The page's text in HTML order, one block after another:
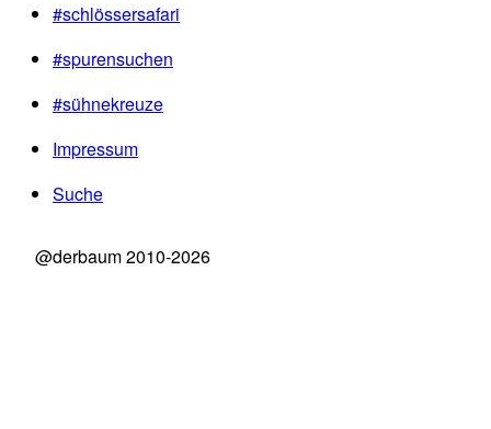
#schlössersafari
#spurensuchen
#sühnekreuze
Impressum
Suche
@derbaum 2010-2026